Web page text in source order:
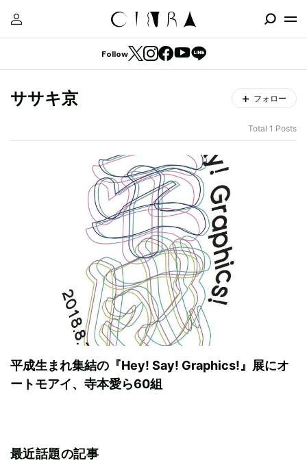
Follow
ササキ京 フォロー
Total 1 Posts
平成生まれ集結の『Hey! Say! Graphics!』展にオ
ートモアイ、寺本愛ら60組
最近話題の記事